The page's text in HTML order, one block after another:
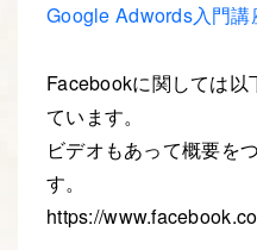
Google Adwords入門講
Facebookに関しては以
ています。
ビデオもあって概要を
す。
https://